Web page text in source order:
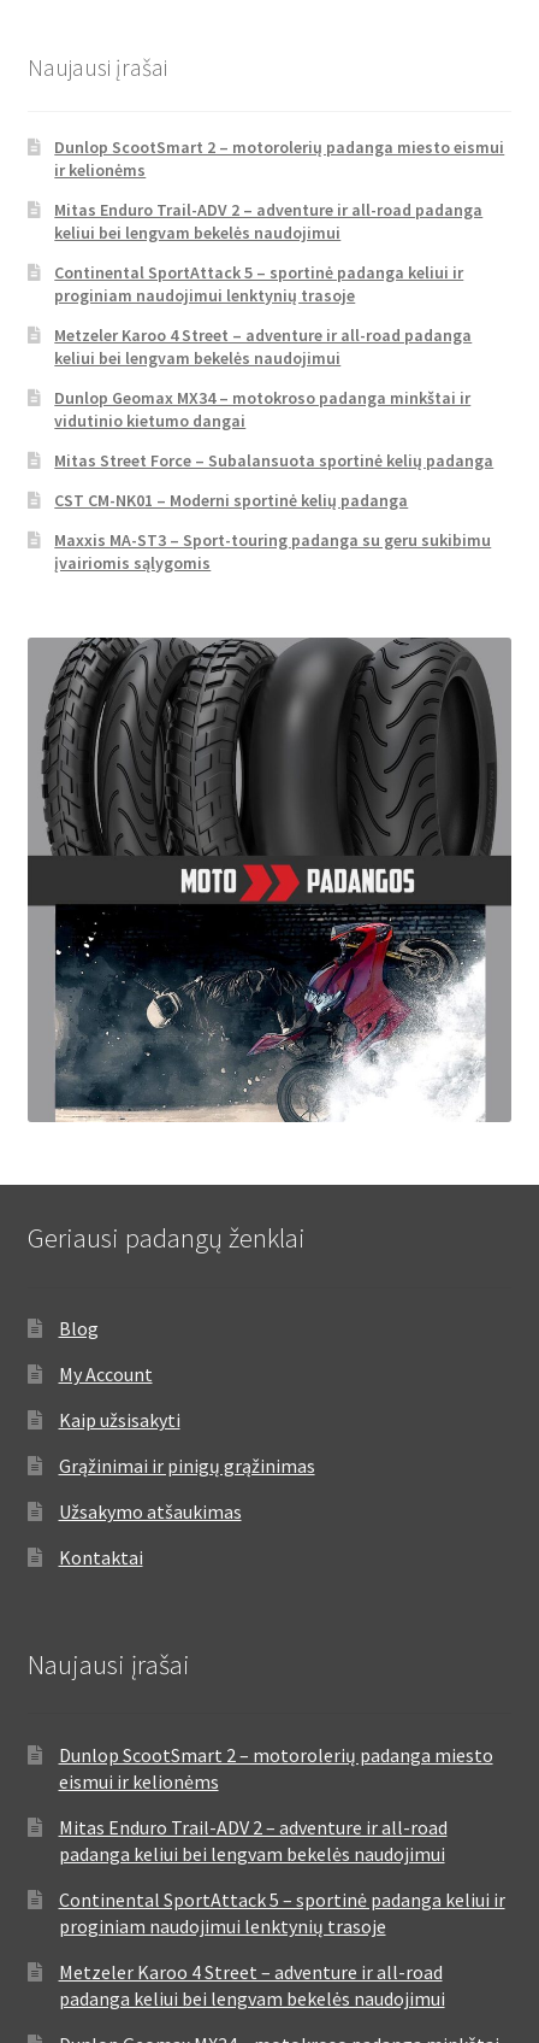
Naujausi įrašai
Dunlop ScootSmart 2 – motorolerių padanga miesto eismui
ir kelionėms
Mitas Enduro Trail-ADV 2 – adventure ir all-road padanga
keliui bei lengvam bekelės naudojimui
Continental SportAttack 5 – sportinė padanga keliui ir
proginiam naudojimui lenktynių trasoje
Metzeler Karoo 4 Street – adventure ir all-road padanga
keliui bei lengvam bekelės naudojimui
Dunlop Geomax MX34 – motokroso padanga minkštai ir
vidutinio kietumo dangai
Mitas Street Force – Subalansuota sportinė kelių padanga
CST CM-NK01 – Moderni sportinė kelių padanga
Maxxis MA-ST3 – Sport-touring padanga su geru sukibimu
įvairiomis sąlygomis
Geriausi padangų ženklai
Blog
My Account
Kaip užsisakyti
Grąžinimai ir pinigų grąžinimas
Užsakymo atšaukimas
Kontaktai
Naujausi įrašai
Dunlop ScootSmart 2 – motorolerių padanga miesto
eismui ir kelionėms
Mitas Enduro Trail-ADV 2 – adventure ir all-road
padanga keliui bei lengvam bekelės naudojimui
Continental SportAttack 5 – sportinė padanga keliui ir
proginiam naudojimui lenktynių trasoje
Metzeler Karoo 4 Street – adventure ir all-road
padanga keliui bei lengvam bekelės naudojimui